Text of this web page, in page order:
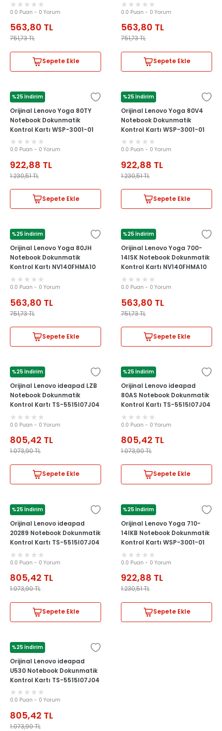
0.0 Puan - 0 Yorum
563,80 TL
751,73TL
Sepete Ekle
0.0 Puan - 0 Yorum
563,80 TL
751,73TL
Sepete Ekle
%25 İndirim
LENOVO
Orijinal Lenovo Yoga 80TY
Notebook Dokunmatik
Kontrol Kartı WSP-3001-01
0.0 Puan - 0 Yorum
922,88 TL
1.230,51TL
Sepete Ekle
%25 İndirim
LENOVO
Orijinal Lenovo Yoga 80V4
Notebook Dokunmatik
Kontrol Kartı WSP-3001-01
0.0 Puan - 0 Yorum
922,88 TL
1.230,51TL
Sepete Ekle
%25 İndirim
LENOVO
Orijinal Lenovo Yoga 80JH
Notebook Dokunmatik
Kontrol Kartı NV140FHMA10
0.0 Puan - 0 Yorum
563,80 TL
751,73TL
Sepete Ekle
%25 İndirim
LENOVO
Orijinal Lenovo Yoga 700-
14ISK Notebook Dokunmatik
Kontrol Kartı NV140FHMA10
0.0 Puan - 0 Yorum
563,80 TL
751,73TL
Sepete Ekle
%25 İndirim
LENOVO
Orijinal Lenovo ideapad LZB
Notebook Dokunmatik
Kontrol Kartı TS-5515I07J04
0.0 Puan - 0 Yorum
805,42 TL
1.073,90TL
Sepete Ekle
%25 İndirim
LENOVO
Orijinal Lenovo ideapad
80AS Notebook Dokunmatik
Kontrol Kartı TS-5515I07J04
0.0 Puan - 0 Yorum
805,42 TL
1.073,90TL
Sepete Ekle
%25 İndirim
LENOVO
Orijinal Lenovo ideapad
20289 Notebook Dokunmatik
Kontrol Kartı TS-5515I07J04
0.0 Puan - 0 Yorum
805,42 TL
1.073,90TL
Sepete Ekle
%25 İndirim
LENOVO
Orijinal Lenovo Yoga 710-
14IKB Notebook Dokunmatik
Kontrol Kartı WSP-3001-01
0.0 Puan - 0 Yorum
922,88 TL
1.230,51TL
Sepete Ekle
%25 İndirim
LENOVO
Orijinal Lenovo ideapad
U530 Notebook Dokunmatik
Kontrol Kartı TS-5515I07J04
0.0 Puan - 0 Yorum
805,42 TL
1.073,90TL